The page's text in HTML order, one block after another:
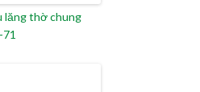
lăng thờ chung
71